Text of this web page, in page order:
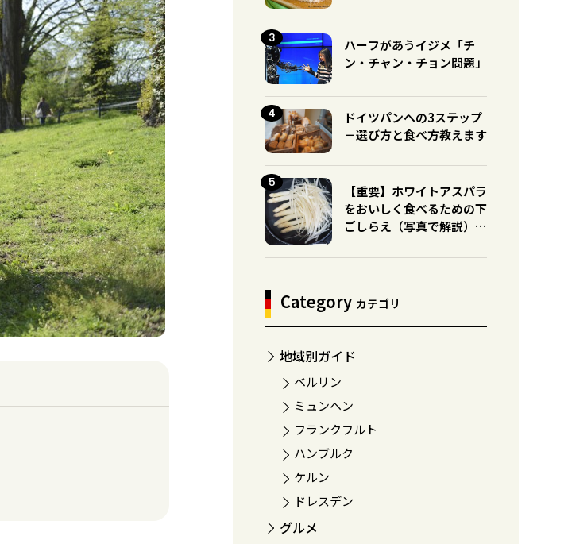
ハーフがあうイジメ「チ
ン・チャン・チョン問題」
ドイツパンへの3ステップ
－選び方と食べ方教えます
【重要】ホワイトアスパラ
をおいしく食べるための下
ごしらえ（写真で解説）※
Category カテゴリ
地域別ガイド
ベルリン
ミュンヘン
フランクフルト
ハンブルク
ケルン
ドレスデン
グルメ